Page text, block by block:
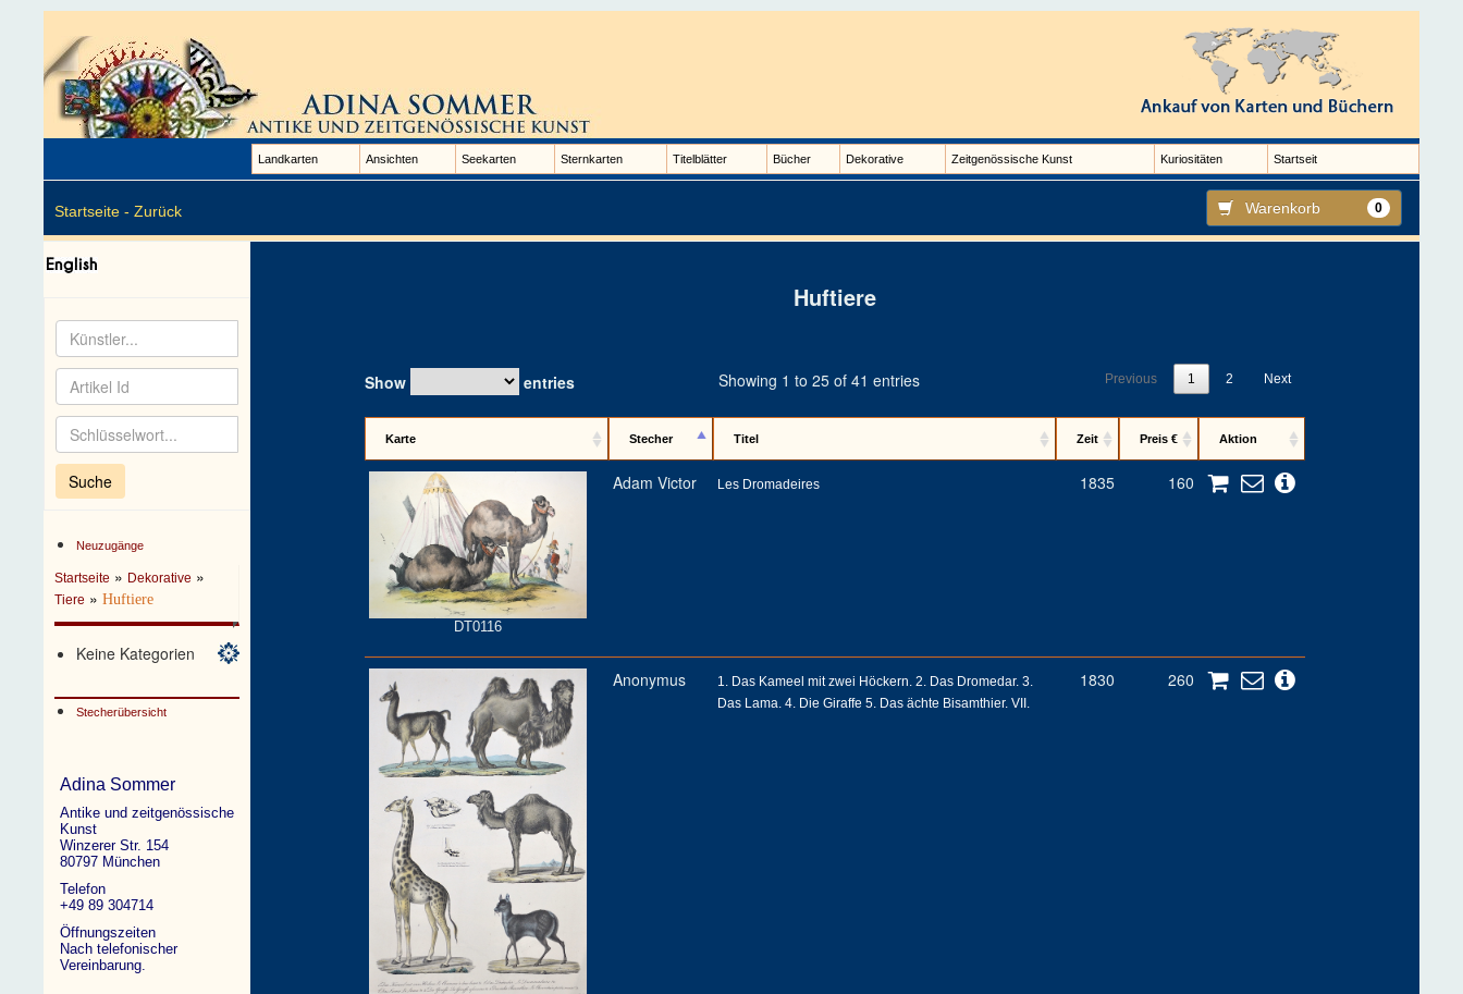
Landkarten Ansichten Seekarten Sternkarten Titelblätter Bücher Dekorative Zeitgenössische Kunst Kuriositäten Startseit
Startseite - Zurück Warenkorb 0
Neuzugänge
Startseite » Dekorative »
Tiere »Huftiere
Keine Kategorien
Stecherübersicht
Adina Sommer
Antike und zeitgenössische
Kunst
Winzerer Str. 154
80797 München
Telefon
+49 89 304714
Öffnungszeiten
Nach telefonischer
Vereinbarung.
Huftiere
Show entries Showing 1 to 25 of 41 entries Previous 1 2 Next
Karte Stecher Titel Zeit Preis € Aktion
DT0116
Adam Victor Les Dromadeires 1835 160
Anonymus
1. Das Kameel mit zwei Höckern. 2. Das Dromedar. 3.
Das Lama. 4. Die Giraffe 5. Das ächte Bisamthier. VII.
1830 260